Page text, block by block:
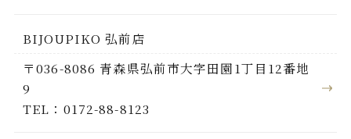
BIJOUPIKO 弘前店
〒036-8086 青森県弘前市大字田園1丁目12番地
9
TEL：0172-88-8123